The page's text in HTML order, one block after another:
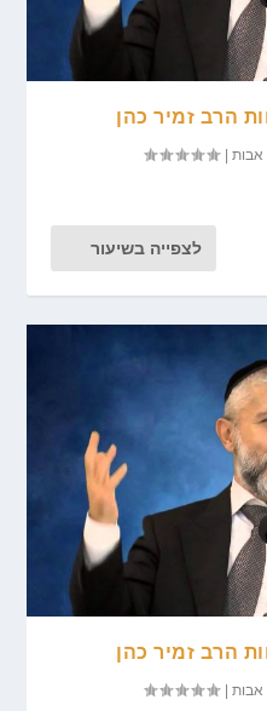
אבות |
לצפייה בשיעור
אבות |